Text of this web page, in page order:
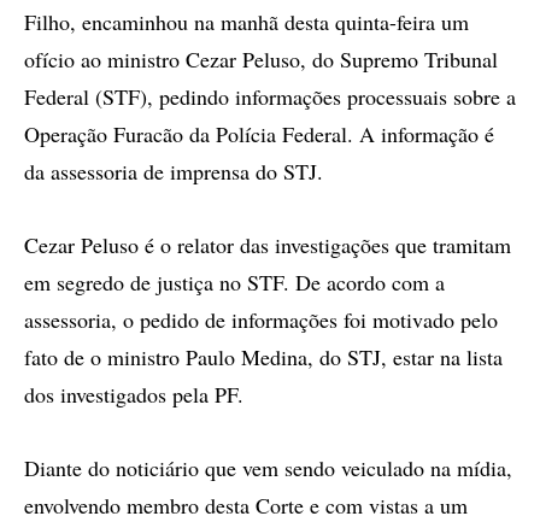
Filho, encaminhou na manhã desta quinta-feira um
ofício ao ministro Cezar Peluso, do Supremo Tribunal
Federal (STF), pedindo informações processuais sobre a
Operação Furacão da Polícia Federal. A informação é
da assessoria de imprensa do STJ.
Cezar Peluso é o relator das investigações que tramitam
em segredo de justiça no STF. De acordo com a
assessoria, o pedido de informações foi motivado pelo
fato de o ministro Paulo Medina, do STJ, estar na lista
dos investigados pela PF.
Diante do noticiário que vem sendo veiculado na mídia,
envolvendo membro desta Corte e com vistas a um